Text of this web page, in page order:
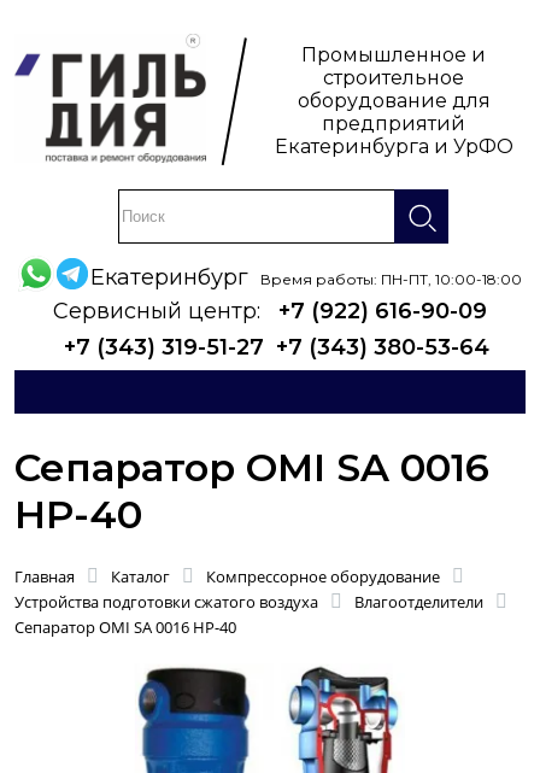
Промышленное и
строительное
оборудование для
предприятий
Екатеринбурга и УрФО
Екатеринбург Время работы: ПН-ПТ, 10:00-18:00
Сервисный центр:
+7 (922) 616-90-09
+7 (343) 319-51-27 +7 (343) 380-53-64
Сепаратор OMI SA 0016
HP-40
Главная Каталог
Компрессорное оборудование
Устройства подготовки сжатого воздуха
Влагоотделители
Сепаратор OMI SA 0016 HP-40